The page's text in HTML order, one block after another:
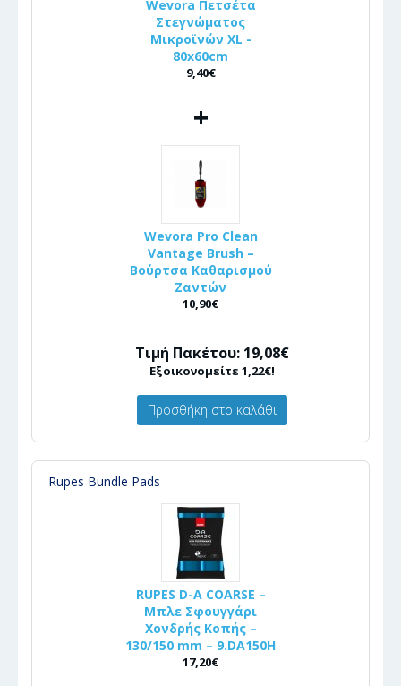
Wevora Πετσέτα
Στεγνώματος
Μικροϊνών XL -
80x60cm
9,40€
+
Wevora Pro Clean
Vantage Brush –
Βούρτσα Καθαρισμού
Ζαντών
10,90€
Τιμή Πακέτου: 19,08€
Εξοικονομείτε 1,22€!
Προσθήκη στο καλάθι
Rupes Bundle Pads
RUPES D-A COARSE –
Μπλε Σφουγγάρι
Χονδρής Κοπής –
130/150 mm – 9.DA150H
17,20€